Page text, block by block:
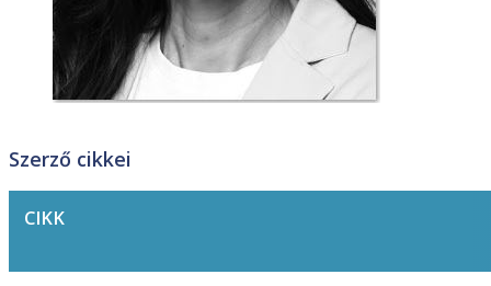
Szerző cikkei
CIKK